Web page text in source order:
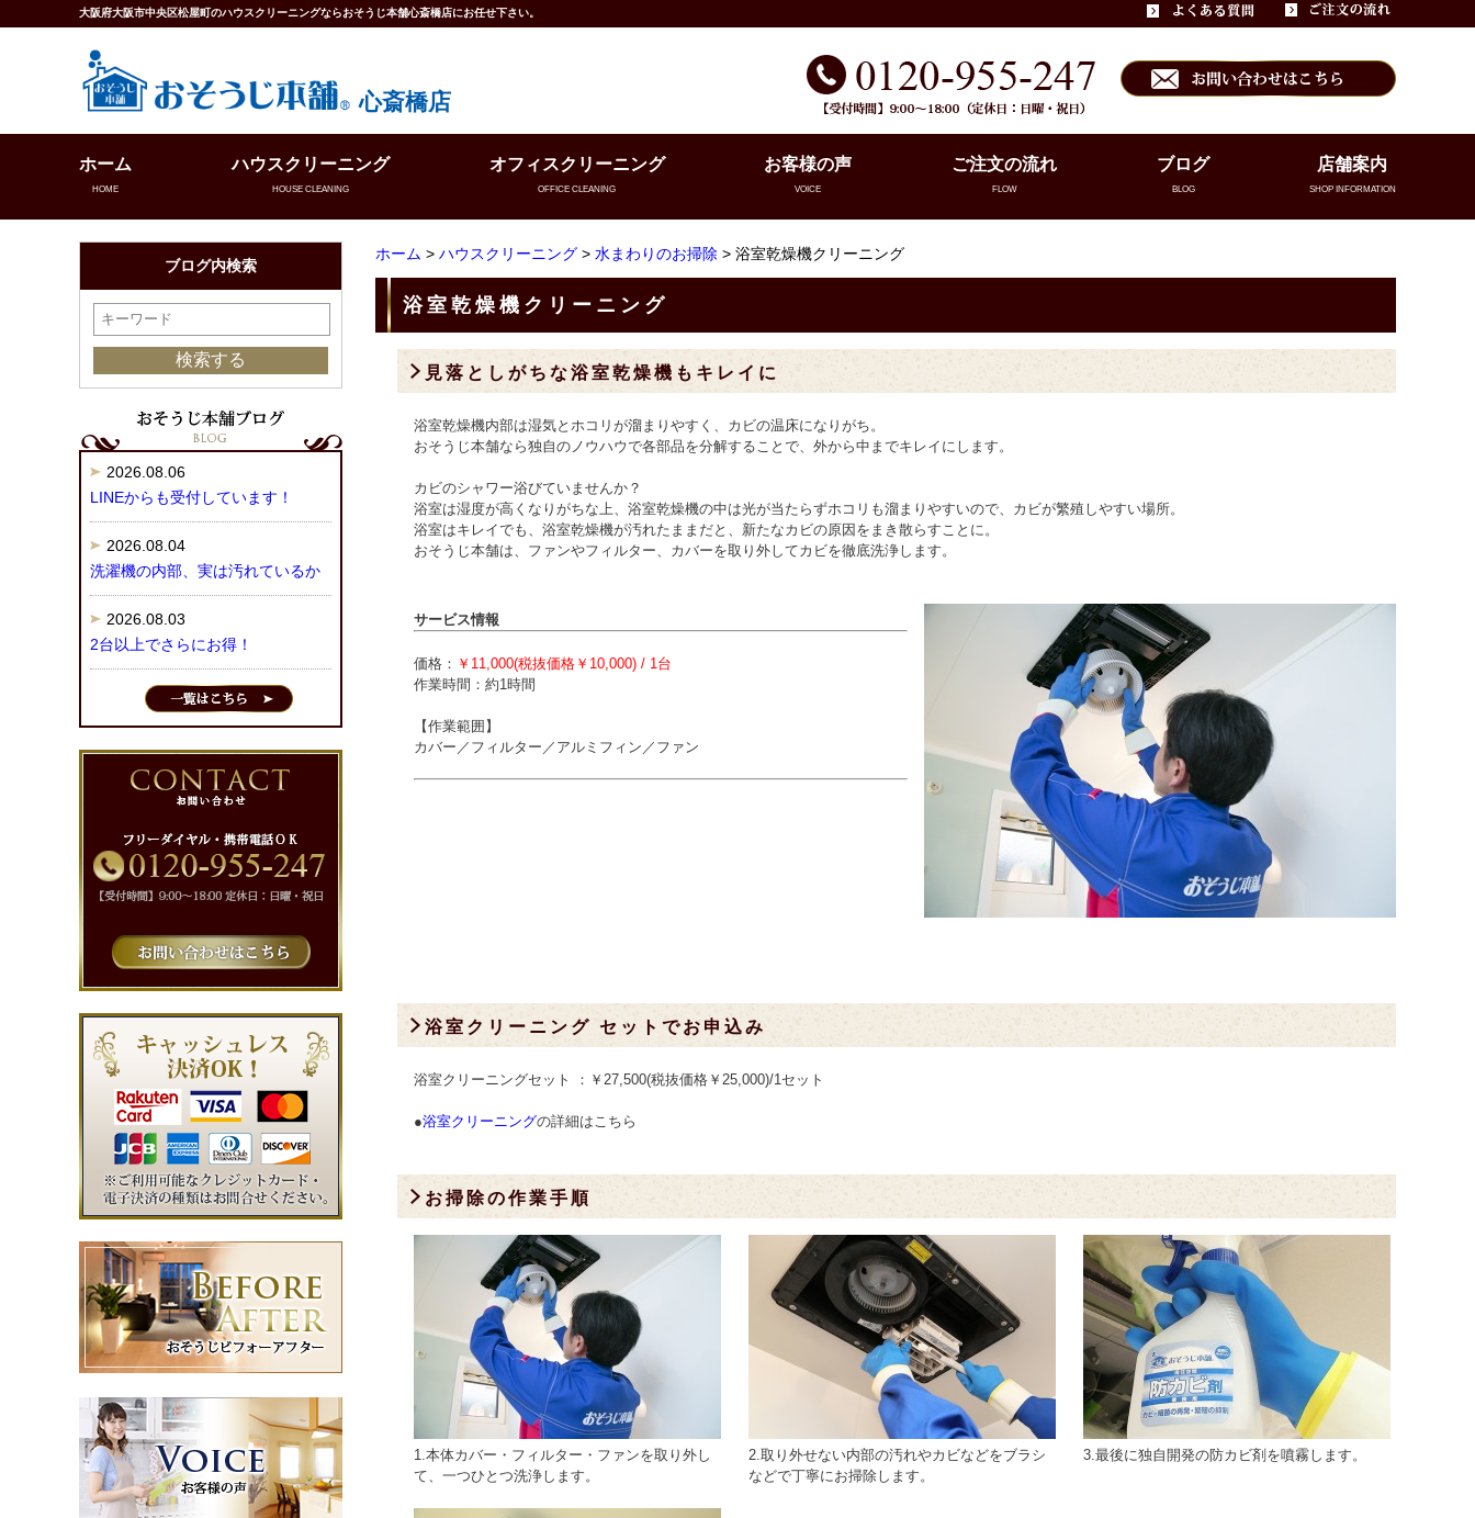
大阪府大阪市中央区松屋町のハウスクリーニングならおそうじ本舗心斎橋店にお任せ下さい。
心斎橋店
ホーム
HOME
ハウスクリーニング
HOUSE CLEANING
オフィスクリーニング
OFFICE CLEANING
お客様の声
VOICE
ご注文の流れ
FLOW
ブログ
BLOG
店舗案内
SHOP INFORMATION
ホーム > ハウスクリーニング > 水まわりのお掃除 > 浴室乾燥機クリーニング
浴室乾燥機クリーニング
見落としがちな浴室乾燥機もキレイに
浴室乾燥機内部は湿気とホコリが溜まりやすく、カビの温床になりがち。
おそうじ本舗なら独自のノウハウで各部品を分解することで、外から中までキレイにします。
カビのシャワー浴びていませんか？
浴室は湿度が高くなりがちな上、浴室乾燥機の中は光が当たらずホコリも溜まりやすいので、カビが繁殖しやすい場所。
浴室はキレイでも、浴室乾燥機が汚れたままだと、新たなカビの原因をまき散らすことに。
おそうじ本舗は、ファンやフィルター、カバーを取り外してカビを徹底洗浄します。
サービス情報
価格： ￥11,000(税抜価格￥10,000) / 1台
作業時間：約1時間
【作業範囲】
カバー／フィルター／アルミフィン／ファン
浴室クリーニング セットでお申込み
浴室クリーニングセット ：￥27,500(税抜価格￥25,000)/1セット
●浴室クリーニングの詳細はこちら
お掃除の作業手順
1.本体カバー・フィルター・ファンを取り外し
て、一つひとつ洗浄します。
2.取り外せない内部の汚れやカビなどをブラシ
などで丁寧にお掃除します。
3.最後に独自開発の防カビ剤を噴霧します。
ブログ内検索
2026.08.06
LINEからも受付しています！
2026.08.04
洗濯機の内部、実は汚れているか
2026.08.03
2台以上でさらにお得！